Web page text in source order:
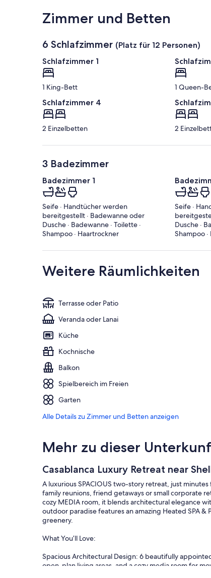
Zimmer und Betten
6 Schlafzimmer (Platz für 12 Personen)
Schlafzimmer 1
1 King-Bett 1 Queen-
Schlafzimmer 4
2 Einzelbetten 2
3 Badezimmer
Badezimmer 1
Seife · Handtücher werden
bereitgestellt · Badewanne oder
Dusche · Badewanne · Toilette ·
Shampoo · Haartrockner
Seife ·
Dusche ·
Shampoo
Weitere Räumlichkeiten
Terrasse oder Patio
Veranda oder Lanai
Küche
Kochnische
Balkon
Spielbereich im Freien
Garten
Alle Details zu Zimmer und Betten anzeigen
Mehr zu dieser
Casablanca Luxury Retreat near
A luxurious SPACIOUS two-story retreat, just
family reunions, friend getaways or small corporate
cozy MEDIA room, it blends architectural elegance
outdoor paradise features an amazing Heated SPA &
greenery.
What You’ll Love:
Spacious Architectural Design: 6 beautifully
open-plan living areas, and a cozy media room for